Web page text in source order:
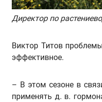
Директор по
Виктор Титов
эффективное.
– В этом сезоне в
применять д. в.